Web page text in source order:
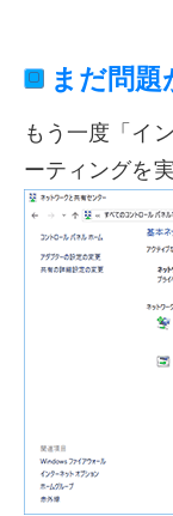
まだ問題
もう一度「イ
ーティングを